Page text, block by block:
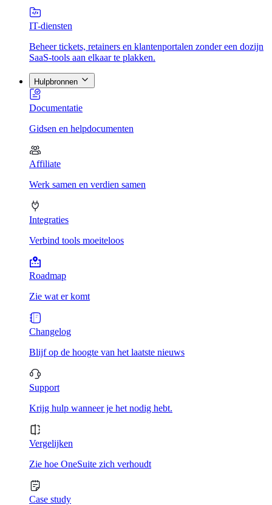
IT-diensten
Beheer tickets, retainers en klantenportalen zonder een dozijn
SaaS-tools aan elkaar te plakken.
Hulpbronnen
Documentatie
Gidsen en helpdocumenten
Affiliate
Werk samen en verdien samen
Integraties
Verbind tools moeiteloos
Roadmap
Zie wat er komt
Changelog
Blijf op de hoogte van het laatste nieuws
Support
Krijg hulp wanneer je het nodig hebt.
Vergelijken
Zie hoe OneSuite zich verhoudt
Case study